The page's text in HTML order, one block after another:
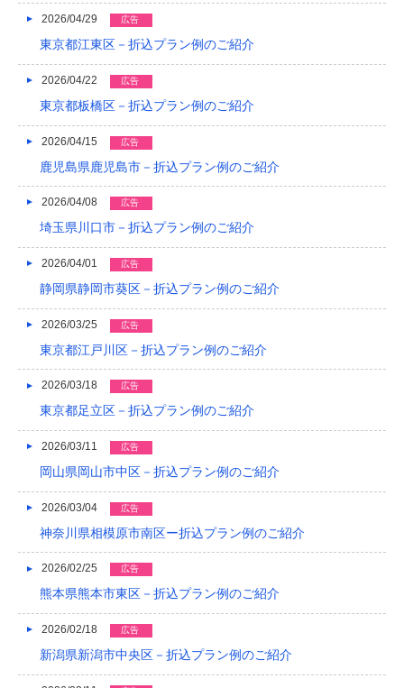
2021/12
2021/09
2021/08
2021/07
2021/06
2021/05
2020/12
2020/08
2019/12
2019/10
2019/09
2019/08
2019/05
2026/04/29 広告
東京都江東区－折込プラン例のご紹介
2026/04/22 広告
東京都板橋区－折込プラン例のご紹介
2026/04/15 広告
鹿児島県鹿児島市－折込プラン例のご紹介
2026/04/08 広告
埼玉県川口市－折込プラン例のご紹介
2026/04/01 広告
静岡県静岡市葵区－折込プラン例のご紹介
2026/03/25 広告
東京都江戸川区－折込プラン例のご紹介
2026/03/18 広告
東京都足立区－折込プラン例のご紹介
2026/03/11 広告
岡山県岡山市中区－折込プラン例のご紹介
2026/03/04 広告
神奈川県相模原市南区ー折込プラン例のご紹介
2026/02/25 広告
熊本県熊本市東区－折込プラン例のご紹介
2026/02/18 広告
新潟県新潟市中央区－折込プラン例のご紹介